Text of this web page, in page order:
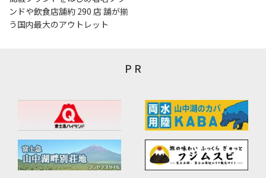
ンドや飲食店舗約 290 店 舗が揃
う国内最大のアウトレット
P R